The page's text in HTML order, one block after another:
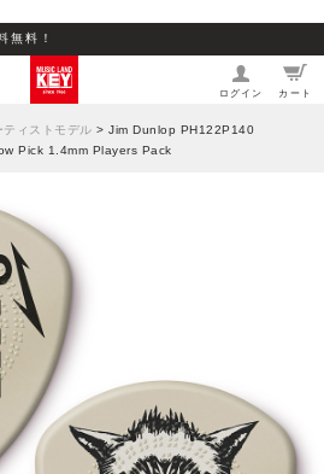
無料！
ログイン カート
ティストモデル > Jim Dunlop PH122P140
Pick 1.4mm Players Pack